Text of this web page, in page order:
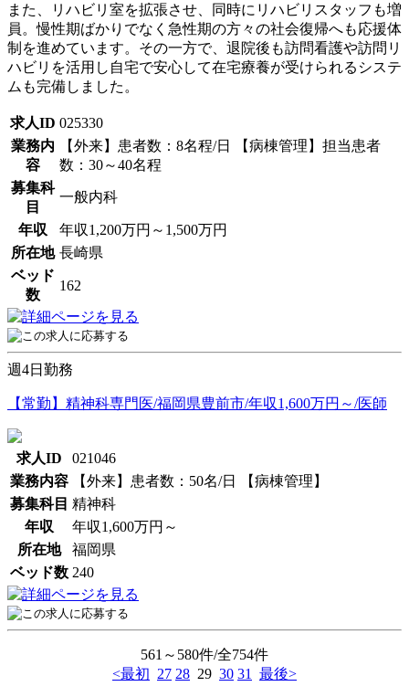
また、リハビリ室を拡張させ、同時にリハビリスタッフも増
員。慢性期ばかりでなく急性期の方々の社会復帰へも応援体
制を進めています。その一方で、退院後も訪問看護や訪問リ
ハビリを活用し自宅で安心して在宅療養が受けられるシステ
ムも完備しました。
求人ID 025330
業務内
容
【外来】患者数：8名程/日 【病棟管理】担当患者
数：30～40名程
募集科
目
一般内科
年収
年収1,200万円～1,500万円
所在地 長崎県
ベッド
数
162
週4日勤務
【常勤】精神科専門医/福岡県豊前市/年収1,600万円～/医師
求人ID
021046
業務内容
【外来】患者数：50名/日 【病棟管理】
募集科目 精神科
年収
年収1,600万円～
所在地
福岡県
ベッド数 240
561～580件/全754件
<最初 27 28 29 30 31 最後>